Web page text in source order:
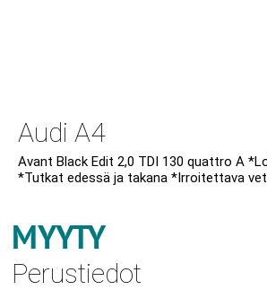
Audi A4
Avant Black Edit 2,0 TDI 130 quattro A
*Tutkat edessä ja takana *Irroitettava
MYYTY
Perustiedot